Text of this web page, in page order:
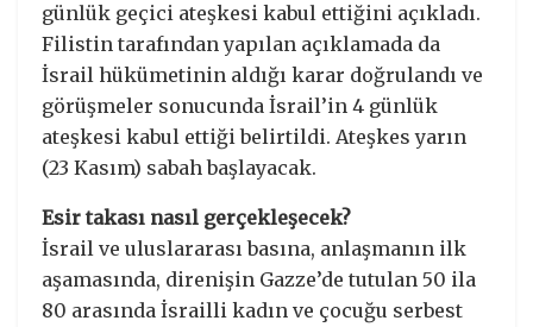
günlük geçici ateşkesi kabul ettiğini açıkladı.
Filistin tarafından yapılan açıklamada da
İsrail hükümetinin aldığı karar doğrulandı ve
görüşmeler sonucunda İsrail’in 4 günlük
ateşkesi kabul ettiği belirtildi. Ateşkes yarın
(23 Kasım) sabah başlayacak.
Esir takası nasıl gerçekleşecek?
İsrail ve uluslararası basına, anlaşmanın ilk
aşamasında, direnişin Gazze’de tutulan 50 ila
80 arasında İsrailli kadın ve çocuğu serbest